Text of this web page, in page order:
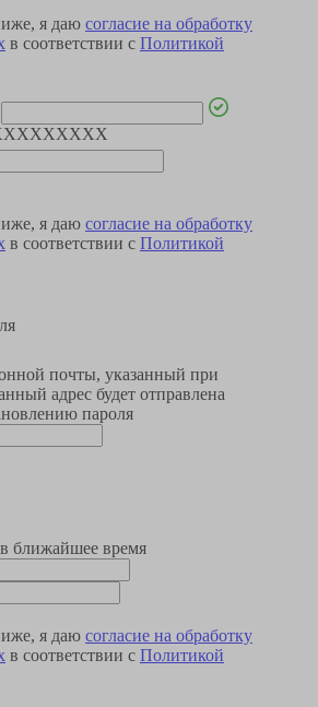
я даю согласие на обработку
в соответствии с Политикой
я даю согласие на обработку
в соответствии с Политикой
почты, указанный при
адрес будет отправлена
пароля
ближайшее время
я даю согласие на обработку
в соответствии с Политикой